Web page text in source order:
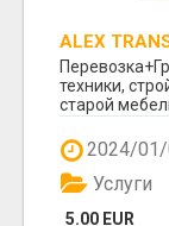
ALEX
техники,
старой
2024/01/
5.00 EUR
Услуги